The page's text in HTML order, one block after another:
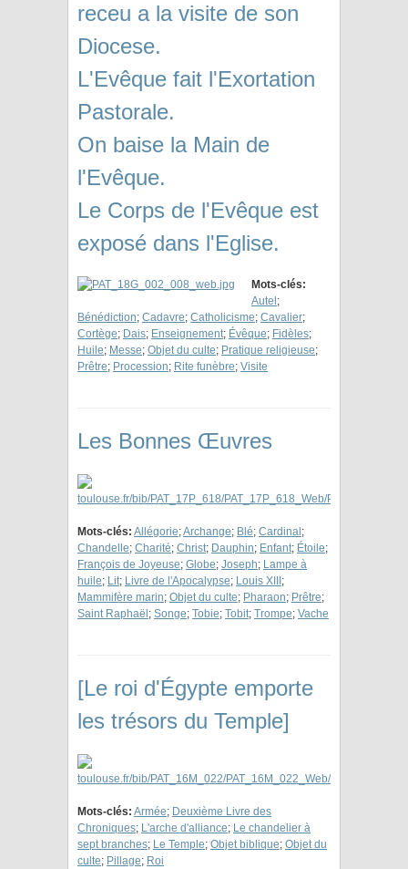
receu a la visite de son
Diocese.
L'Evêque fait l'Exortation
Pastorale.
On baise la Main de
l'Evêque.
Le Corps de l'Evêque est
exposé dans l'Eglise.
Mots-clés:
Autel ;
Bénédiction; Cadavre; Catholicisme; Cavalier;
Cortège; Dais; Enseignement; Évêque; Fidèles;
Huile; Messe; Objet du culte; Pratique religieuse;
Prêtre; Procession; Rite funèbre; Visite
Les Bonnes Œuvres
Mots-clés: Allégorie;Archange; Blé; Cardinal ;
Chandelle; Charité; Christ; Dauphin; Enfant; Étoile;
François de Joyeuse; Globe; Joseph; Lampe à
huile; Lit; Livre de l'Apocalypse; Louis XIII ;
Mammifère marin; Objet du culte; Pharaon; Prêtre;
Saint Raphaël ; Songe; Tobie; Tobit; Trompe; Vache
[Le roi d'Égypte emporte
les trésors du Temple]
Mots-clés: Armée; Deuxième Livre des
Chroniques; L'arche d'alliance; Le chandelier à
sept branches; Le Temple; Objet biblique; Objet du
culte; Pillage; Roi